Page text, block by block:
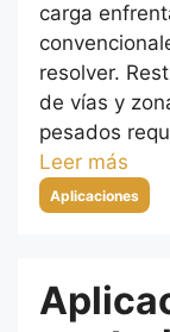
carga
resolver.
de vías y
pesados
Leer más
Categorías
Aplicaciones